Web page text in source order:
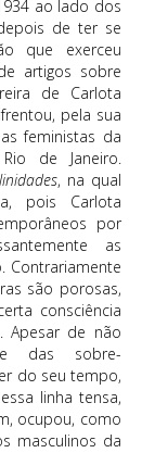
ao lado dos
de ter se
que exerceu
artigos sobre
de Carlota
pela sua
feministas da
de Janeiro.
, na qual
pois Carlota
por
as
Contrariamente
são porosas,
consciência
Apesar de não
das sobre-
do seu tempo,
linha tensa,
ocupou, como
masculinos da